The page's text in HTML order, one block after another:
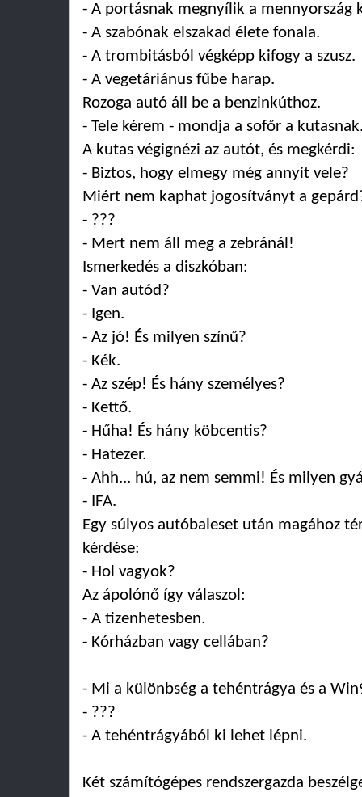
- A portásnak megnyílik a mennyország
- A szabónak elszakad élete fonala.
- A trombitásból végképp kifogy a szusz.
- A vegetáriánus fűbe harap.
Rozoga autó áll be a benzinkúthoz.
- Tele kérem - mondja a sofőr a
A kutas végignézi az autót, és megkérdi:
- Biztos, hogy elmegy még annyit vele?
Miért nem kaphat jogosítványt a
- ???
- Mert nem áll meg a zebránál!
Ismerkedés a diszkóban:
- Van autód?
- Igen.
- Az jó! És milyen színű?
- Kék.
- Az szép! És hány személyes?
- Kettő.
- Hűha! És hány köbcentis?
- Hatezer.
- Ahh... hú, az nem semmi! És milyen
- IFA.
Egy súlyos autóbaleset után magához
kérdése:
- Hol vagyok?
Az ápolónő így válaszol:
- A tizenhetesben.
- Kórházban vagy cellában?
- Mi a különbség a tehéntrágya és a
- ???
- A tehéntrágyából ki lehet lépni.
Két számítógépes rendszergazda